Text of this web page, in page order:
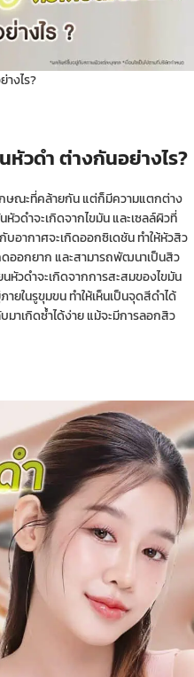
งไร?
วดำ ต่างกันอย่างไร?
ษณะที่คล้ายกัน แต่ก็มีความแตกต่าง
วดำจะเกิดจากไขมัน และเซลล์ผิวที่
อากาศจะเกิดออกซิเดชัน ทำให้หัวสิว
ออกยาก และสามารถพัฒนาเป็นสิว
หัวดำจะเกิดจากการสะสมของไขมัน
ยในรูขุมขน ทำให้เห็นเป็นจุดสีดำได้
มาเกิดซ้ำได้ง่าย แม้จะมีการลอกสิว